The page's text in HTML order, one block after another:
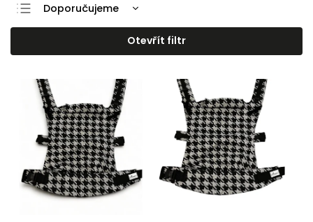
Doporučujeme
Nejlevnější
Nejdražší
Abecedně
Otevřít filtr